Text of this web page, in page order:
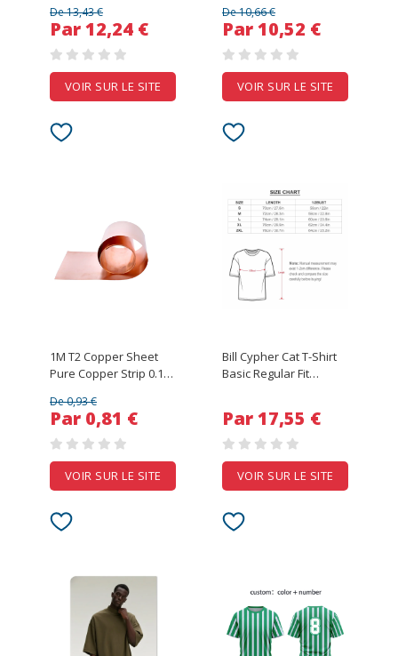
Casual Thin Knitted T-
shirt
De 13,43 €
Par 12,24 €
VOIR SUR LE SITE
Small Needle Sharp
Eyelid Tattoo needles
De 10,66 €
Par 10,52 €
VOIR SUR LE SITE
1M T2 Copper Sheet
Pure Copper Strip 0.1-
Copper Foil Thick Plate
Grounding Conductive
Heat Sink Width 5-
De 0,93 €
Par 0,81 €
VOIR SUR LE SITE
Bill Cypher Cat T-Shirt
Basic Regular Fit
Par 17,55 €
VOIR SUR LE SITE